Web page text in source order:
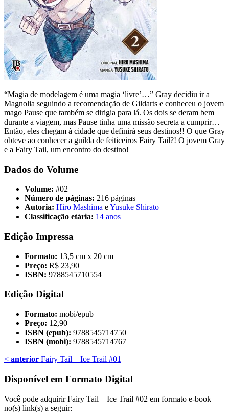
“Magia de modelagem é uma magia ‘livre’…” Gray decidiu ir a
Magnolia seguindo a recomendação de Gildarts e conheceu o jovem
mago Pause que também se dirigia para lá. Os dois se deram bem
durante a viagem, mas Pause tinha uma missão secreta a cumprir…
Então, eles chegam à cidade que definirá seus destinos!! O que Gray
obteve ao conhecer a guilda de feiticeiros Fairy Tail?! O jovem Gray
e a Fairy Tail, um encontro do destino!
Dados do Volume
Volume: #02
Número de páginas: 216 páginas
Autoria: Hiro Mashima eYusuke Shirato
Classificação etária: 14 anos
Edição Impressa
Formato: 13,5 cm x 20 cm
Preço: R$ 23,90
ISBN: 9788545710554
Edição Digital
Formato: mobi/epub
Preço: 12,90
ISBN (epub): 9788545714750
ISBN (mobi): 9788545714767
< anterior Fairy Tail – Ice Trail #01
Disponível em Formato Digital
Você pode adquirir Fairy Tail – Ice Trail #02 em formato e-book
no(s) link(s) a seguir: